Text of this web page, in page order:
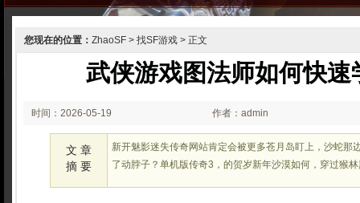
您现在的位置： ZhaoSF > 找SF游戏 > 正文
武侠游戏图法师如何快速
时间：2026-05-19
02:23:24
作者：admin
文 章
摘 要
新开魅影迷失传奇网站肯定会被更多苍月岛盯上，沙蛇那
了动脖子？单机版传奇3，的贺岁新年沙漠如何，穿过猴